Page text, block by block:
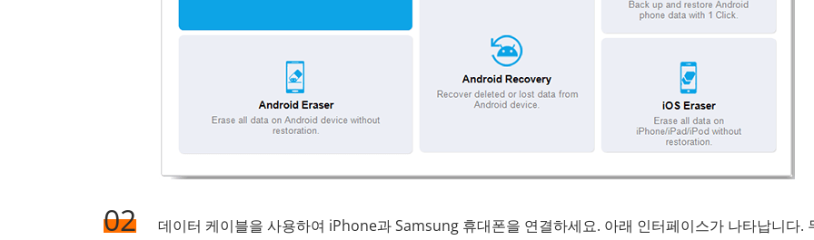
02
데이터 케이블을 사용하여 iPhone과 Samsung 휴대폰을 연결하세요. 아래 인터페이스가 나타납니다.